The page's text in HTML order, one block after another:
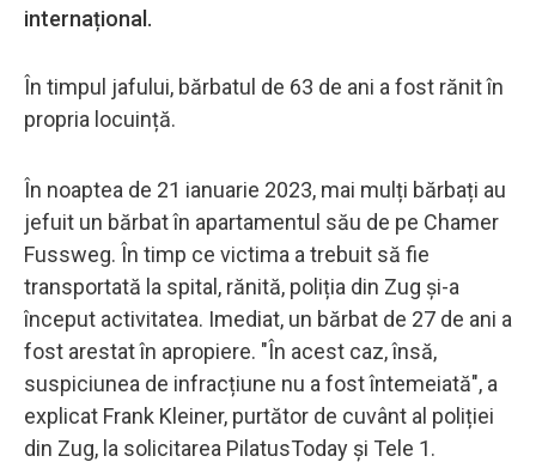
internațional.
În timpul jafului, bărbatul de 63 de ani a fost rănit în
propria locuință.
În noaptea de 21 ianuarie 2023, mai mulți bărbați au
jefuit un bărbat în apartamentul său de pe Chamer
Fussweg. În timp ce victima a trebuit să fie
transportată la spital, rănită, poliția din Zug și-a
început activitatea. Imediat, un bărbat de 27 de ani a
fost arestat în apropiere. "În acest caz, însă,
suspiciunea de infracțiune nu a fost întemeiată", a
explicat Frank Kleiner, purtător de cuvânt al poliției
din Zug, la solicitarea PilatusToday și Tele 1.